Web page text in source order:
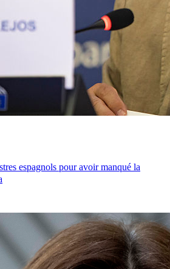
espagnols pour avoir manqué la